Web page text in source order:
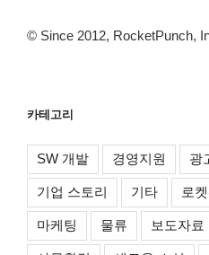
© Since 2012, RocketPunch,
카테고리
SW 개발 경영지원 광
기업 스토리 기타 로
마케팅 물류 보도자료